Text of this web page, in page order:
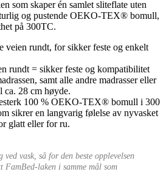
som skaper én samlet sliteflate uten
og pustende OEKO-TEX® bomull,
på 300TC.
veien rundt, for sikker feste og enkelt
rundt = sikker feste og kompatibilitet
samt alle andre madrasser eller
ca. 28 cm høyde.
100 % OEKO-TEX® bomull i 300
sikrer en langvarig følelse av nyvasket
glatt eller for ru.
vask, så for den beste opplevelsen
laken i samme mål som